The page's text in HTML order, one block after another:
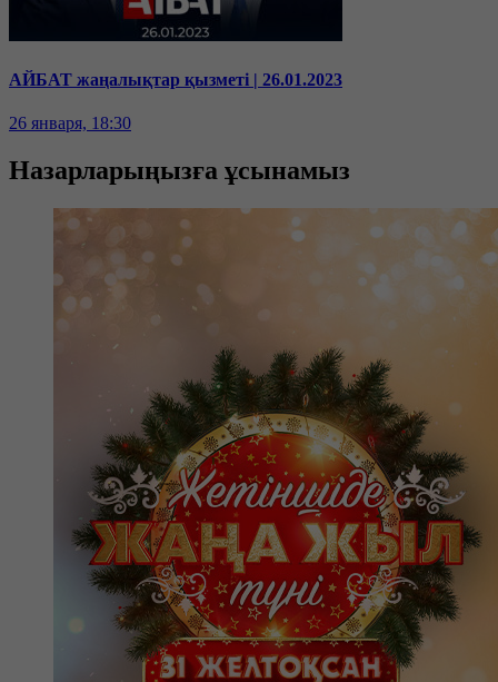
АЙБАТ жаңалықтар қызметі | 26.01.2023
26 января, 18:30
Назарларыңызға ұсынамыз